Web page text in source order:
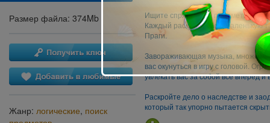
Размер файла: 374Mb
Жанр: логические, поиск
Ищите спрятанные предметы,
Каждый раскроет свою маленькую
Праги.
Завораживающая музыка,
вас окунуться в игру с головой.
увлекать вас за собой все вперед
Раскройте дело о наследстве и
который так упорно пытается